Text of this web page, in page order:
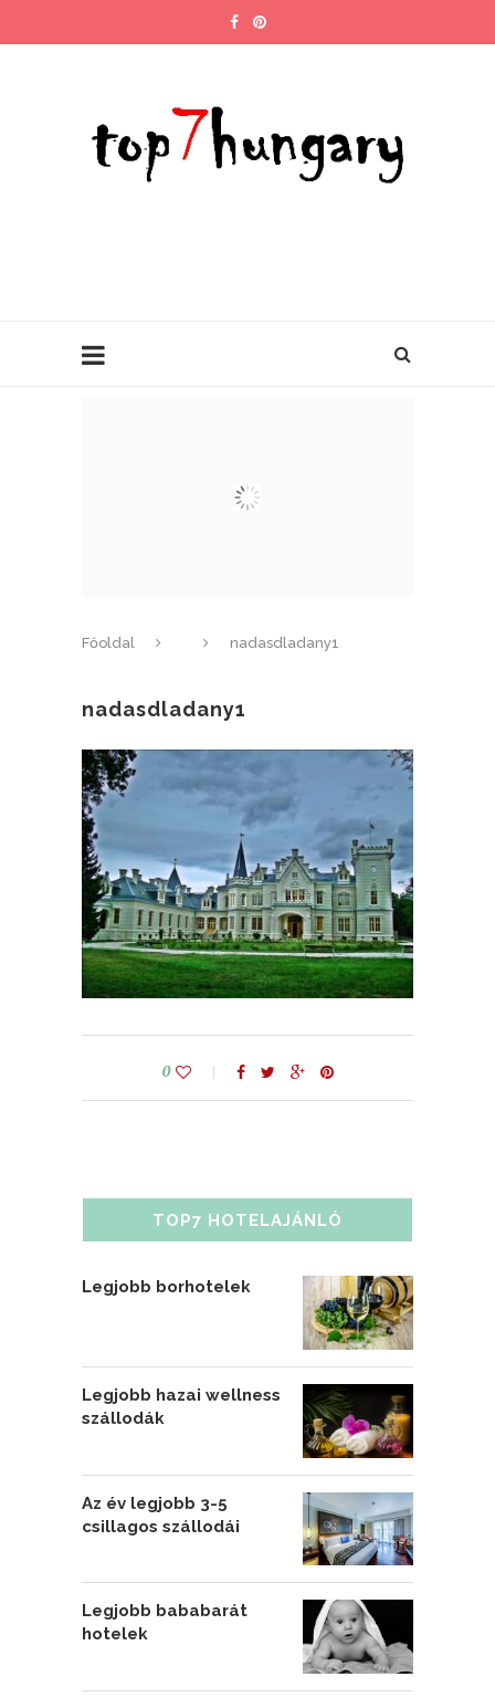
Főoldal nadasdladany1
nadasdladany1
0
TOP7 HOTELAJÁNLÓ
Legjobb borhotelek
Legjobb hazai wellness
szállodák
Az év legjobb 3-5
csillagos szállodái
Legjobb bababarát
hotelek